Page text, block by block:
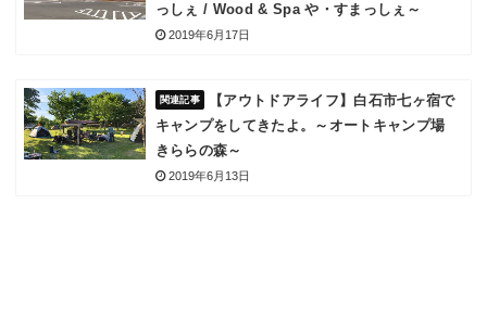
っしぇ / Wood & Spa や・すまっしぇ～
2019年6月17日
【アウトドアライフ】白石市七ヶ宿で
キャンプをしてきたよ。～オートキャンプ場
きららの森～
2019年6月13日